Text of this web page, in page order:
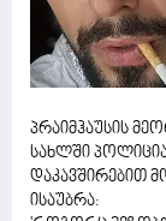
პრაიმჰაუსის
სახლში
დაკავშირებით
ისაუბრა: